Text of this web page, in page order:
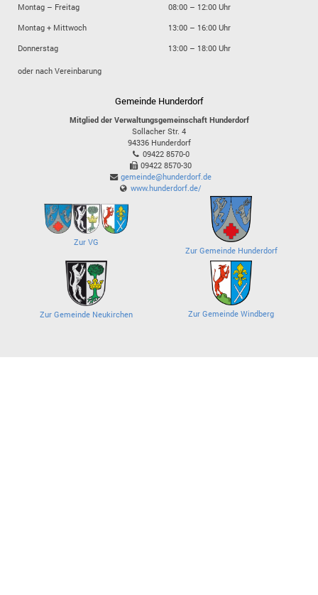
Montag – Freitag
08:00 – 12:00 Uhr
Montag + Mittwoch
13:00 – 16:00 Uhr
Donnerstag
13:00 – 18:00 Uhr
oder nach Vereinbarung
Gemeinde Hunderdorf
Mitglied der Verwaltungsgemeinschaft Hunderdorf
Sollacher Str. 4
94336 Hunderdorf
09422 8570-0
09422 8570-30
gemeinde@hunderdorf.de
www.hunderdorf.de/
Zur VG
Zur Gemeinde Hunderdorf
Zur Gemeinde Neukirchen Zur Gemeinde Windberg